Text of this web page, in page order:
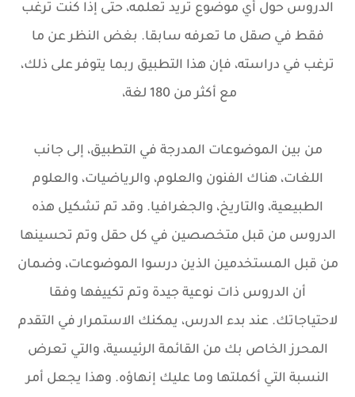
الدروس حول أي موضوع تريد تعلمه، حتى إذا كنت ترغب
فقط في صقل ما تعرفه سابقا. بغض النظر عن ما
ترغب في دراسته، فإن هذا التطبيق ربما يتوفر على ذلك،
مع أكثر من 180 لغة،
من بين الموضوعات المدرجة في التطبيق، إلى جانب
اللغات، هناك الفنون والعلوم، والرياضيات، والعلوم
الطبيعية، والتاريخ، والجغرافيا. وقد تم تشكيل هذه
الدروس من قبل متخصصين في كل حقل وتم تحسينها
من قبل المستخدمين الذين درسوا الموضوعات، وضمان
أن الدروس ذات نوعية جيدة وتم تكييفها وفقا
لاحتياجاتك. عند بدء الدرس، يمكنك الاستمرار في التقدم
المحرز الخاص بك من القائمة الرئيسية، والتي تعرض
النسبة التي أكملتها وما عليك إنهاؤه. وهذا يجعل أمر